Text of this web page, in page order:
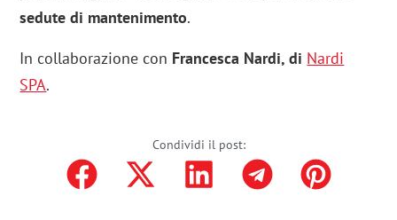
sedute di mantenimento.
In collaborazione con Francesca Nardi, di Nardi
SPA.
Condividi il post: